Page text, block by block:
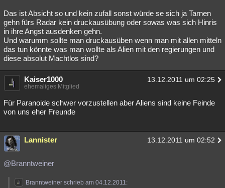
Das ist Absicht so und kein zufall sonst würde se sich ja Tarnen
gehn fürs Radar kein druckausübung oder sowas was sich Hinris
in ihre Angst ausdenken gehn.
Und warumm sollte man druckausüben wenn man mit allen mitteln
das tun könnte was man wollte als Alien mit den regierungen und
diese absolut Machtlos sind?
Kaiser1000 13.12.2011 um 02:25
ehemaliges Mitglied
Für Paranoide schwer vorzustellen aber Aliens sind keine Feinde
von uns eher Freunde
Lannister 13.12.2011 um 02:52
@Branntweiner
Branntweiner schrieb am 04.12.2011: